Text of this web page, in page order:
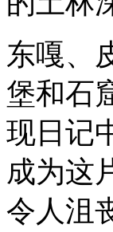
东嘎、
堡和石
现日记
成为这
令人沮